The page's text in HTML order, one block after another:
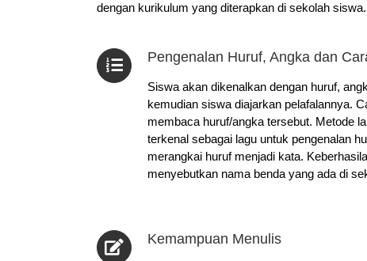
dengan kurikulum yang diterapkan di sekolah
Pengenalan Huruf, Angka dan
Siswa akan dikenalkan dengan huruf,
kemudian siswa diajarkan pelafalannya.
membaca huruf/angka tersebut. Metode
terkenal sebagai lagu untuk pengenalan
merangkai huruf menjadi kata.
menyebutkan nama benda yang ada di
Kemampuan Menulis